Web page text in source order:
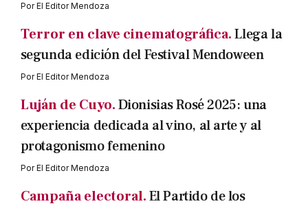
PorEl Editor Mendoza
Terror en clave cinematográfica.Llega la
segunda edición del Festival Mendoween
PorEl Editor Mendoza
Luján de Cuyo.Dionisias Rosé 2025: una
experiencia dedicada al vino, al arte y al
protagonismo femenino
PorEl Editor Mendoza
Campaña electoral.El Partido de los